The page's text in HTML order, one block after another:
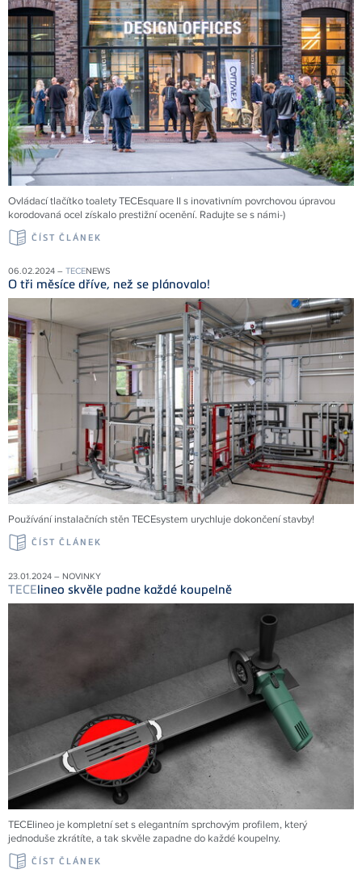
Ovládací tlačítko toalety TECEsquare II s inovativním povrchovou úpravou
korodovaná ocel získalo prestižní ocenění. Radujte se s námi-)
ČÍST ČLÁNEK
06.02.2024 – TECENEWS
O tři měsíce dříve, než se plánovalo!
Používání instalačních stěn TECEsystem urychluje dokončení stavby!
ČÍST ČLÁNEK
23.01.2024 – NOVINKY
TECElineo skvěle padne každé koupelně
TECElineo je kompletní set s elegantním sprchovým profilem, který
jednoduše zkrátíte, a tak skvěle zapadne do každé koupelny.
ČÍST ČLÁNEK